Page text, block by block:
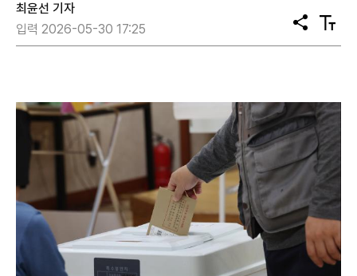
최윤선 기자
입력 2026-05-30 17:25
공
유
텍
스